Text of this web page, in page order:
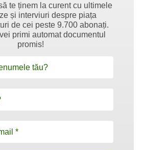
te ținem la curent cu ultimele
și interviuri despre piața
de cei peste 9.700 abonați.
primi automat documentul
promis!